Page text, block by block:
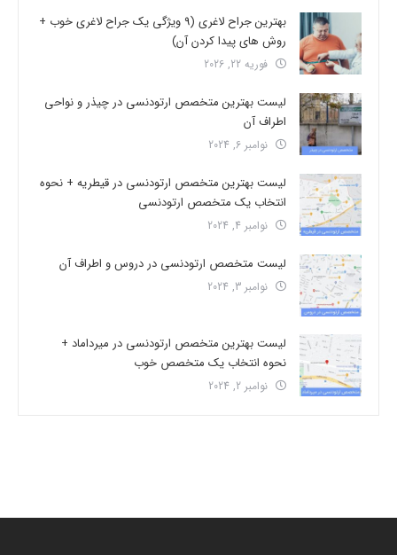
بهترین جراح لاغری (9 ویژگی یک جراح لاغری خوب +
روش های پیدا کردن آن)
فوریه 22, 2026
لیست بهترین متخصص ارتودنسی در چیذر و نواحی
اطراف آن
نوامبر 6, 2024
لیست بهترین متخصص ارتودنسی در قیطریه + نحوه
انتخاب یک متخصص ارتودنسی
نوامبر 4, 2024
لیست متخصص ارتودنسی در دروس و اطراف آن
نوامبر 3, 2024
لیست بهترین متخصص ارتودنسی در میرداماد +
نحوه انتخاب یک متخصص خوب
نوامبر 2, 2024